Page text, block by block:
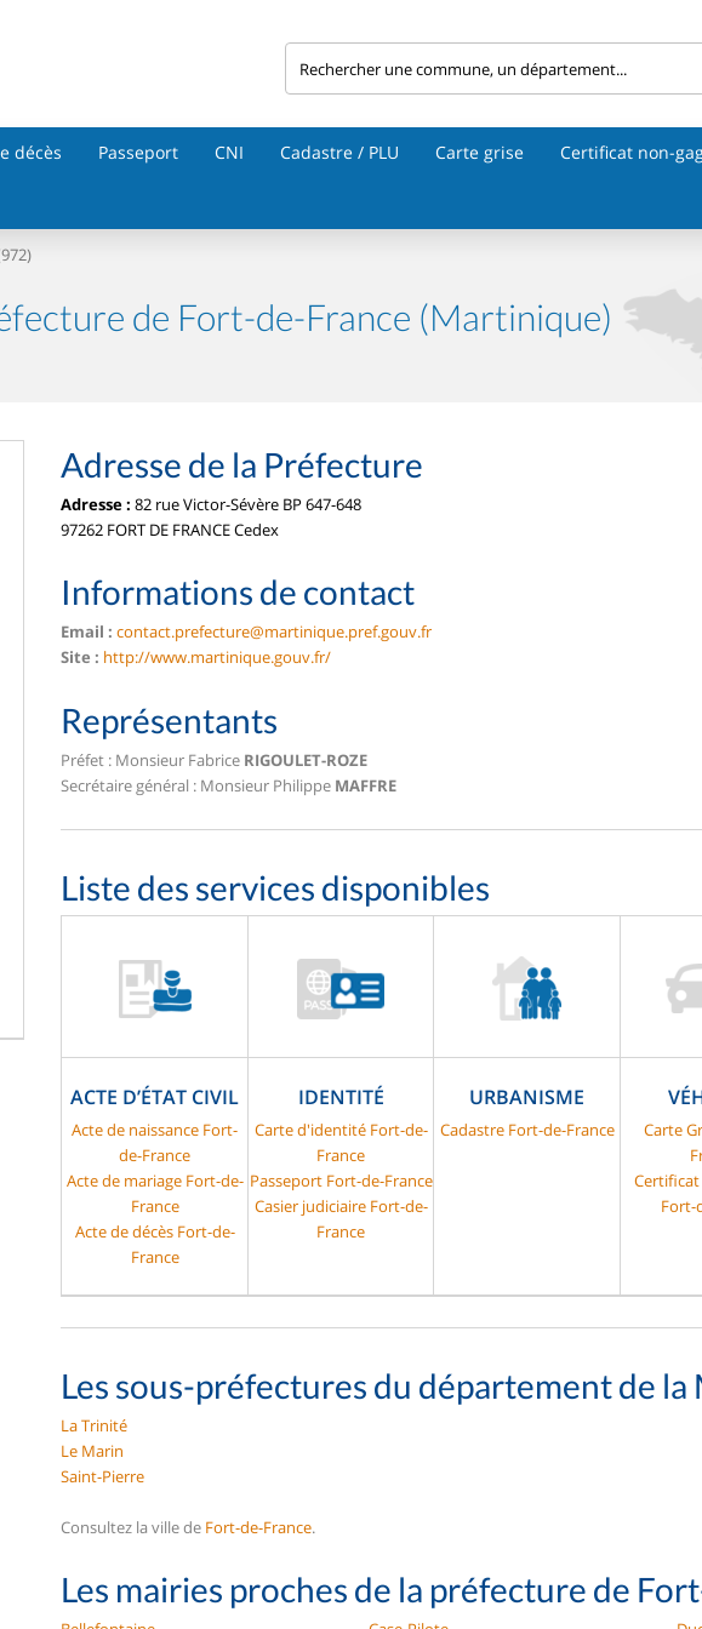
décès Passeport CNI Cadastre / PLU Carte grise Certificat non-
de Fort-de-France (Martinique)
Adresse de la Préfecture
Adresse : 82 rue Victor-Sévère BP 647-648
97262 FORT DE FRANCE Cedex
Informations de contact
Email : contact.prefecture@martinique.pref.gouv.fr
Site : http://www.martinique.gouv.fr/
Représentants
Préfet : Monsieur Fabrice RIGOULET-ROZE
Secrétaire général : Monsieur Philippe MAFFRE
Liste des services disponibles
ACTE D’ÉTAT CIVIL
Acte de naissance Fort-
de-France
Acte de mariage Fort-de-
France
Acte de décès Fort-de-
France
IDENTITÉ
Carte d'identité Fort-de-
France
Passeport Fort-de-France
Casier judiciaire Fort-de-
France
URBANISME
Cadastre Fort-de-France
Carte
Fort-
Les sous-préfectures du département de
La Trinité
Le Marin
Saint-Pierre
Consultez la ville de Fort-de-France.
Les mairies proches de la préfecture de